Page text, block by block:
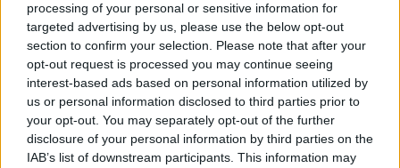
processing of your personal or sensitive information for
targeted advertising by us, please use the below opt-out
section to confirm your selection. Please note that after your
opt-out request is processed you may continue seeing
interest-based ads based on personal information utilized by
us or personal information disclosed to third parties prior to
your opt-out. You may separately opt-out of the further
disclosure of your personal information by third parties on the
IAB’s list of downstream participants. This information may
Žiūrimiausi įrašai
00:00:30
Vaizdai iš tragiškos avarijos Vilniaus r.: dviejų moterų ir
vaiko gyvybių išgelbėti nepavyko